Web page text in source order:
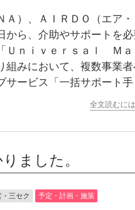
）、ＡＩＲＤＯ（エア
から、介助やサポートを
Ｕｎｉｖｅｒｓａｌ Ｍ
組みにおいて、複数事業
サービス「一括サポート手
全文読むに
ました。
三セク 予定・計画・施策